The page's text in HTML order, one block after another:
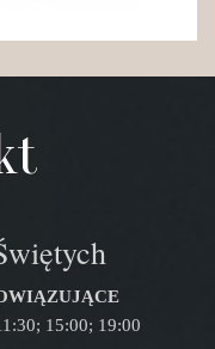
15:00; 19:00